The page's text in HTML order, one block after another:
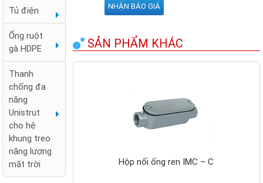
SẢN PHẨM KHÁC
Hộp nối ống ren IMC – C
Tủ điện
Ống ruột
gà HDPE
Thanh
chống đa
năng
Unistrut
cho hệ
khung treo
năng lượng
mặt trời
Hộp nối ống
ren RSC 3
ngã